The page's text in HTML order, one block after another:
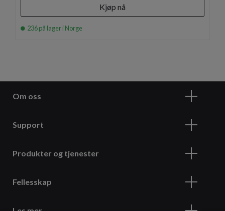
Kjøp nå
236 på lager i Norge
Om oss
Support
Produkter og tjenester
Fellesskap